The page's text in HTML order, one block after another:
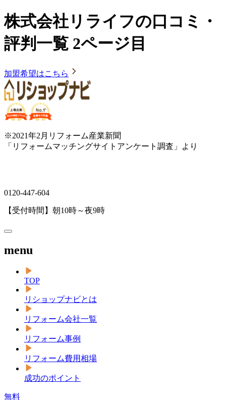
株式会社リライフの口コミ・
評判一覧 2ページ目
加盟希望はこちら
※2021年2月リフォーム産業新聞
「リフォームマッチングサイトアンケート調査」より
0120-447-604
【受付時間】朝10時～夜9時
menu
TOP
リショップナビとは
リフォーム会社一覧
リフォーム事例
リフォーム費用相場
成功のポイント
無料